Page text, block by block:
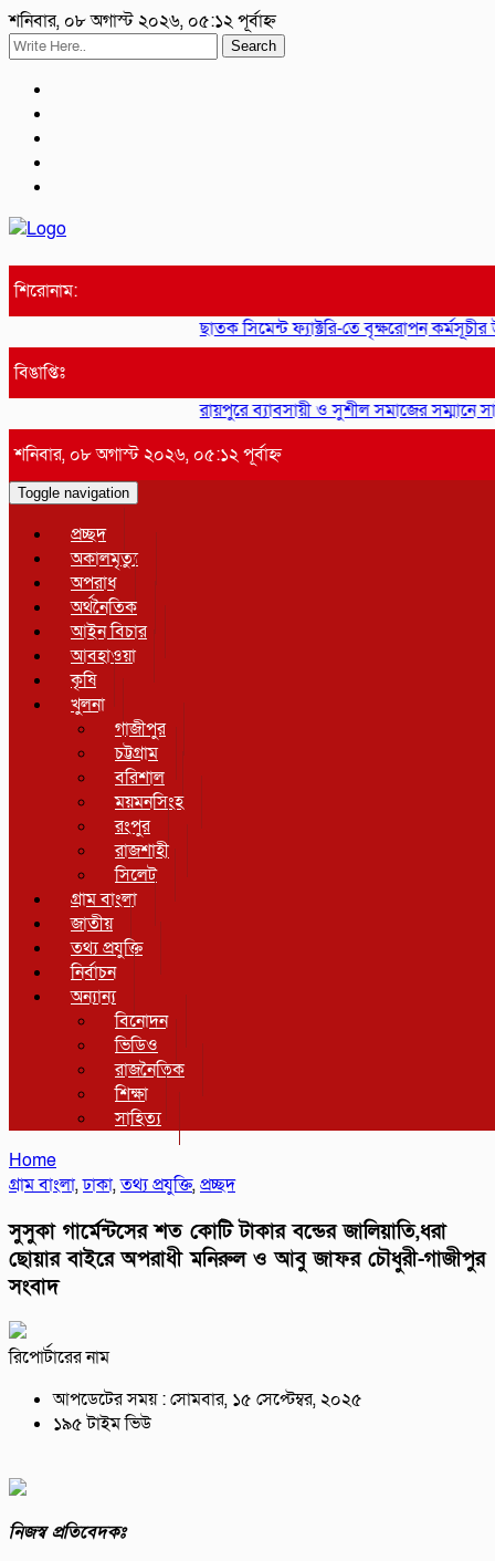
শনিবার, ০৮ অগাস্ট ২০২৬, ০৫:১২ পূর্বাহ্ন
Search
শিরোনাম:
ছাতক সিমেন্ট ফ্যাক্টরি-তে বৃক্ষরোপন কর্মসূচীর
বিঙাপ্তিঃ
রায়পুরে ব্যাবসায়ী ও সুশীল সমাজের সম্মানে
শনিবার, ০৮ অগাস্ট ২০২৬, ০৫:১২ পূর্বাহ্ন
Toggle navigation
প্রচ্ছদ
অকালমৃত্যু
অপরাধ
অর্থনৈতিক
আইন বিচার
আবহাওয়া
কৃষি
খুলনা
গাজীপুর
চট্টগ্রাম
বরিশাল
ময়মনসিংহ
রংপুর
রাজশাহী
সিলেট
গ্রাম বাংলা
জাতীয়
তথ্য প্রযুক্তি
নির্বাচন
অন্যান্য
বিনোদন
ভিডিও
রাজনৈতিক
শিক্ষা
সাহিত্য
Home
গ্রাম বাংলা,ঢাকা,তথ্য প্রযুক্তি,প্রচ্ছদ
সুসুকা গার্মেন্টসের শত কোটি টাকার বন্ডের জালিয়াতি,ধরা
ছোয়ার বাইরে অপরাধী মনিরুল ও আবু জাফর চৌধুরী-গাজীপুর
সংবাদ
রিপোর্টারের নাম
আপডেটের সময় : সোমবার, ১৫ সেপ্টেম্বর, ২০২৫
১৯৫ টাইম ভিউ
নিজস্ব প্রতিবেদকঃ